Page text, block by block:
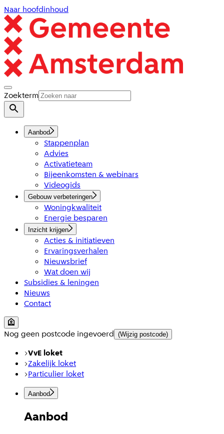
Naar hoofdinhoud
Zoekterm
Aanbod
Stappenplan
Advies
Activatieteam
Bijeenkomsten & webinars
Videogids
Gebouw verbeteringen
Woningkwaliteit
Energie besparen
Inzicht krijgen
Acties & initiatieven
Ervaringsverhalen
Nieuwsbrief
Wat doen wij
Subsidies & leningen
Nieuws
Contact
Nog geen postcode ingevoerd (Wijzig postcode)
VvE loket
Zakelijk loket
Particulier loket
Aanbod
Aanbod